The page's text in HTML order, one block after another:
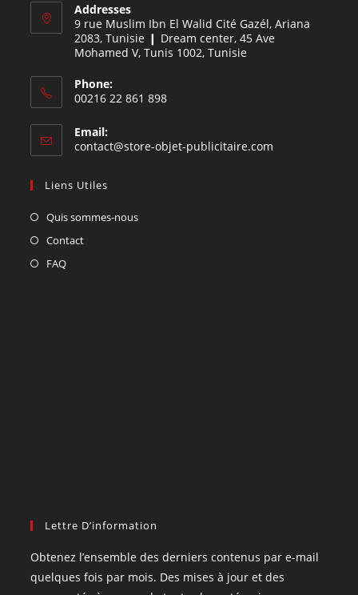
Addresses
9 rue Muslim Ibn El Walid Cité Gazél, Ariana
2083, Tunisie ❙ Dream center, 45 Ave
Mohamed V, Tunis 1002, Tunisie
Phone:
00216 22 861 898
Email:
contact@store-objet-publicitaire.com
Liens Utiles
Quis sommes-nous
Contact
FAQ
Lettre D’information
Obtenez l’ensemble des derniers contenus par e-mail
quelques fois par mois. Des mises à jour et des